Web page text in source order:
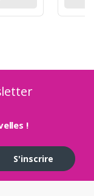
!
S'inscrire